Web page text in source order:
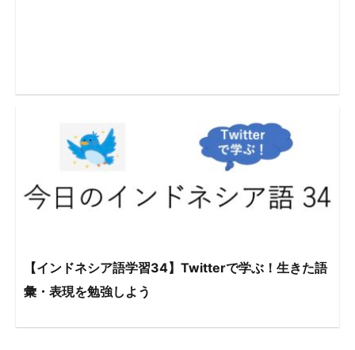
【インドネシア語学習34】Twitterで学ぶ！生きた語
彙・表現を勉強しよう